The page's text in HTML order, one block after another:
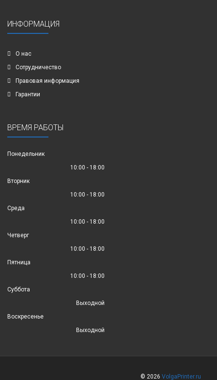
ИНФОРМАЦИЯ
О нас
Сотрудничество
Правовая информация
Гарантии
ВРЕМЯ РАБОТЫ
Понедельник
10:00 - 18:00
Вторник
10:00 - 18:00
Среда
10:00 - 18:00
Четверг
10:00 - 18:00
Пятница
10:00 - 18:00
Суббота
Выходной
Воскресенье
Выходной
© 2026 VolgaPrinter.ru